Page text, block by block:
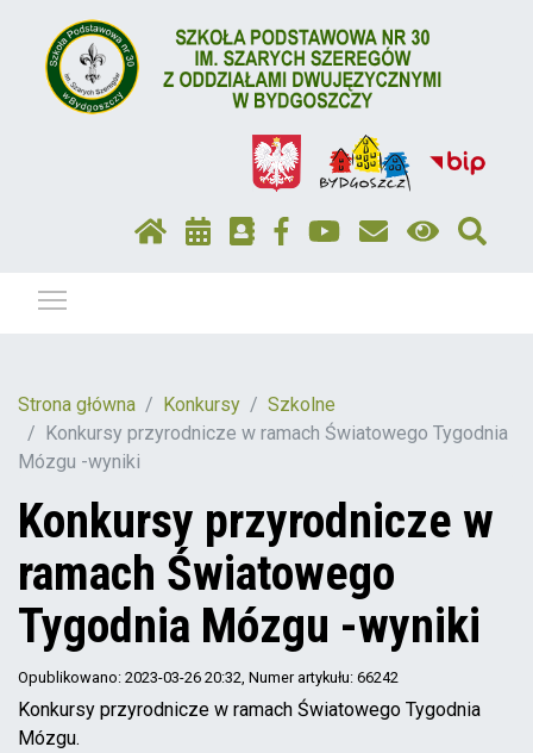
Strona główna Konkursy
Szkolne
Konkursy przyrodnicze w ramach Światowego Tygodnia
Mózgu -wyniki
Konkursy przyrodnicze w
ramach Światowego
Tygodnia Mózgu -wyniki
Opublikowano: 2023-03-26 20:32 , Numer artykułu: 66242
Konkursy przyrodnicze w ramach Światowego Tygodnia
Mózgu.